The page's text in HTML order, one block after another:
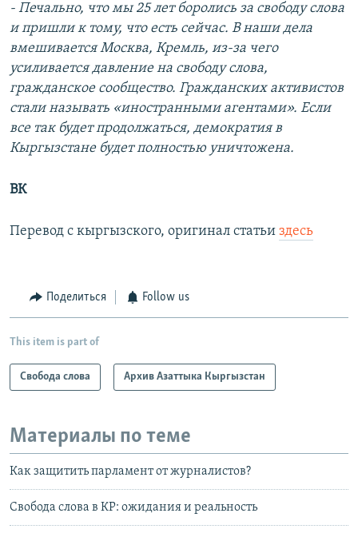
- Печально, что мы 25 лет боролись за свободу слова
и пришли к тому, что есть сейчас. В наши дела
вмешивается Москва, Кремль, из-за чего
усиливается давление на свободу слова,
гражданское сообщество. Гражданских активистов
стали называть «иностранными агентами». Если
все так будет продолжаться, демократия в
Кыргызстане будет полностью уничтожена.
ВК
Перевод с кыргызского, оригинал статьи здесь
Поделиться Follow us
This item is part of
Свобода слова Архив Азаттыка Кыргызстан
Материалы по теме
Как защитить парламент от журналистов?
Свобода слова в КР: ожидания и реальность